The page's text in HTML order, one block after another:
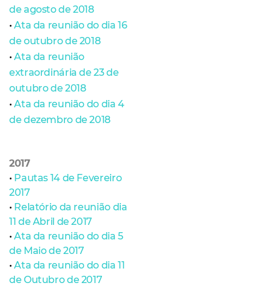
de agosto de 2018
• Ata da reunião do dia 16
de outubro de 2018
• Ata da reunião
extraordinária de 23 de
outubro de 2018
• Ata da reunião do dia 4
de dezembro de 2018
2017
• Pautas 14 de Fevereiro
2017
• Relatório da reunião dia
11 de Abril de 2017
• Ata da reunião do dia 5
de Maio de 2017
• Ata da reunião do dia 11
de Outubro de 2017